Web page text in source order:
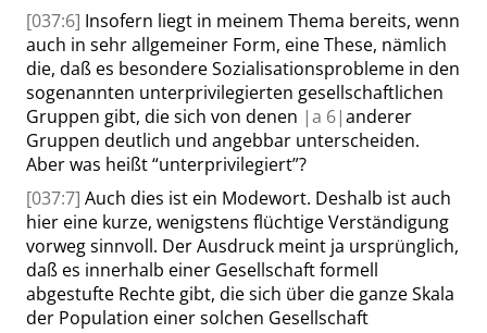
[037:6] Insofern liegt in meinem Thema bereits, wenn
auch in sehr allgemeiner Form, eine These, nämlich
die, daß es besondere Sozialisationsprobleme in den
sogenannten unterprivilegierten gesellschaftlichen
Gruppen gibt, die sich von denen |a 6|anderer
Gruppen deutlich und angebbar unterscheiden.
Aber was heißt“unterprivilegiert”?
[037:7] Auch dies ist ein Modewort. Deshalb ist auch
hier eine kurze, wenigstens flüchtige Verständigung
vorweg sinnvoll. Der Ausdruck meint ja ursprünglich,
daß es innerhalb einer Gesellschaft formell
abgestufte Rechte gibt, die sich über die ganze Skala
der Population einer solchen Gesellschaft